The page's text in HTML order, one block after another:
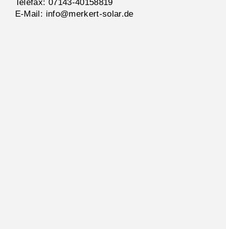
Telefax: 07143-40158819
E-Mail: info@merkert-solar.de